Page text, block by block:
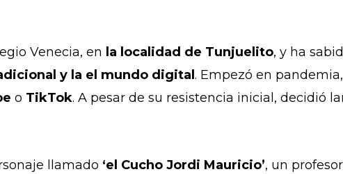
Venecia, en la localidad de Tunjuelito, y ha
y la el mundo digital. Empezó en
o TikTok. A pesar de su resistencia inicial, decidió
llamado ‘el Cucho Jordi Mauricio’, un